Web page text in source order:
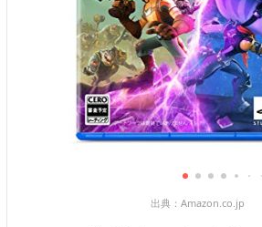
出典： Amazon.co.jp